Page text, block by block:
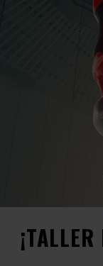
¡TALLER